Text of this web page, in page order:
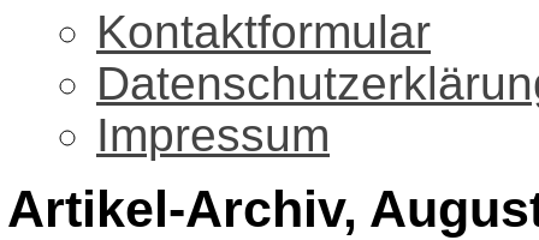
Kontaktformular
Impressum
Artikel-Archiv,